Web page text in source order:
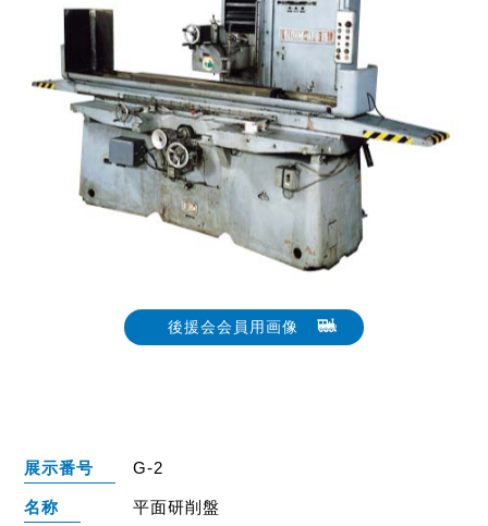
後援会会員用画像
展示番号 G-2
名称 平面研削盤